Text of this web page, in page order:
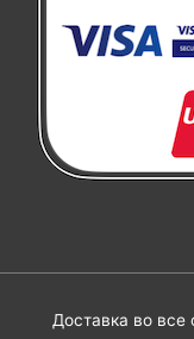
Доставка во все